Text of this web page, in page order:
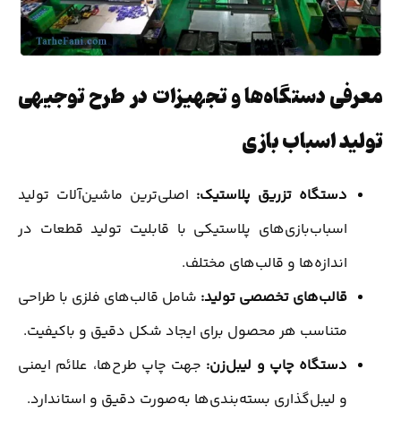
معرفی دستگاه‌ها و تجهیزات در طرح توجیهی
تولید اسباب بازی
دستگاه تزریق پلاستیک: اصلی‌ترین ماشین‌آلات تولید
اسباب‌بازی‌های پلاستیکی با قابلیت تولید قطعات در
اندازه‌ها و قالب‌های مختلف.
قالب‌های تخصصی تولید: شامل قالب‌های فلزی با طراحی
متناسب هر محصول برای ایجاد شکل دقیق و باکیفیت.
دستگاه چاپ و لیبل‌زن: جهت چاپ طرح‌ها، علائم ایمنی
و لیبل‌گذاری بسته‌بندی‌ها به‌صورت دقیق و استاندارد.